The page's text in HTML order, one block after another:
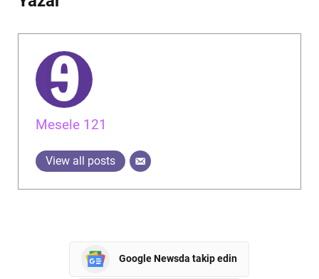
Mesele 121
View all posts
Google Newsda takip edin